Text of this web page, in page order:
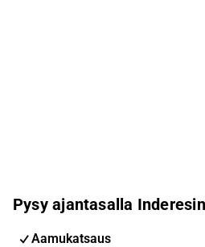
Pysy ajantasalla
Aamukatsaus